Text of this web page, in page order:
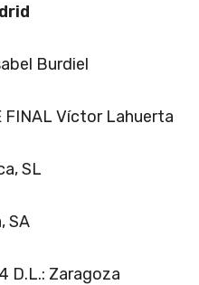
Burdiel
FINAL Víctor Lahuerta
SL
SA
D.L.: Zaragoza